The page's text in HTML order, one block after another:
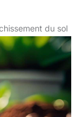
du sol